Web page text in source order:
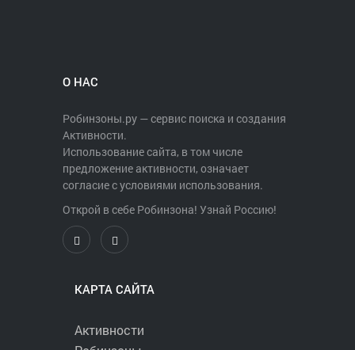
О НАС
Робинзоны.ру — сервис поиска и создания
Активности.
Использование сайта, в том числе
предложение активности, означает
согласие с условиями использования.
Открой в себе Робинзона! Узнай Россию!
КАРТА САЙТА
Активности